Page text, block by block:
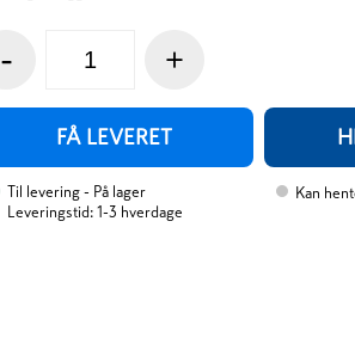
- +
FÅ LEVERET
Til levering - På lager
Leveringstid: 1-3 hverdage
Kan